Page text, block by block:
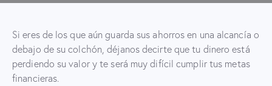
Si eres de los que aún guarda sus ahorros en una alcancía o
debajo de su colchón, déjanos decirte que tu dinero está
perdiendo su valor y te será muy difícil cumplir tus metas
financieras.